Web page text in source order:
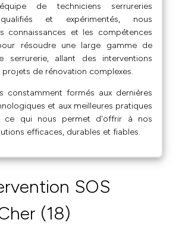
de techniciens serrureries
et expérimentés, nous
connaissances et les compétences
résoudre une large gamme de
serrurerie, allant des interventions
projets de rénovation complexes.
constamment formés aux dernières
et aux meilleures pratiques
ce qui nous permet d'offrir à nos
efficaces, durables et fiables.
SOS
(18)